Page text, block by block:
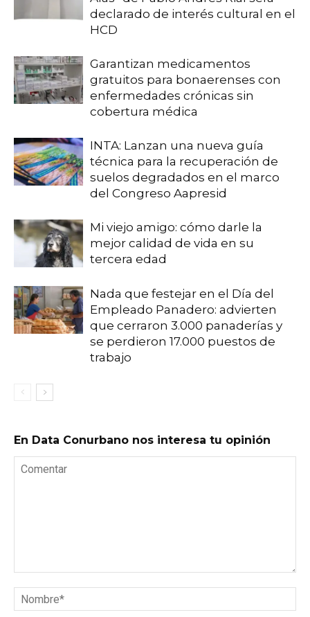
declarado de interés cultural en el
HCD
Garantizan medicamentos
gratuitos para bonaerenses con
enfermedades crónicas sin
cobertura médica
INTA: Lanzan una nueva guía
técnica para la recuperación de
suelos degradados en el marco
del Congreso Aapresid
Mi viejo amigo: cómo darle la
mejor calidad de vida en su
tercera edad
Nada que festejar en el Día del
Empleado Panadero: advierten
que cerraron 3.000 panaderías y
se perdieron 17.000 puestos de
trabajo
En Data Conurbano nos interesa tu opinión